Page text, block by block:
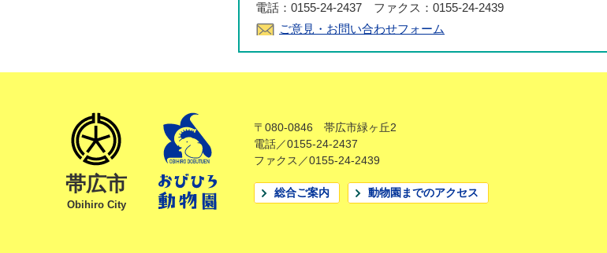
電話：0155-24-2437 ファクス：0155-24-2439
ご意見・お問い合わせフォーム
帯広市
Obihiro City
〒080-0846 帯広市緑ヶ丘2
電話／0155-24-2437
ファクス／0155-24-2439
総合ご案内 動物園までのアクセス